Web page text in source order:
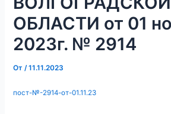
ОБЛАСТИ от 01
2023г. № 2914
От /11.11.2023
пост-№-2914-от-01.11.23